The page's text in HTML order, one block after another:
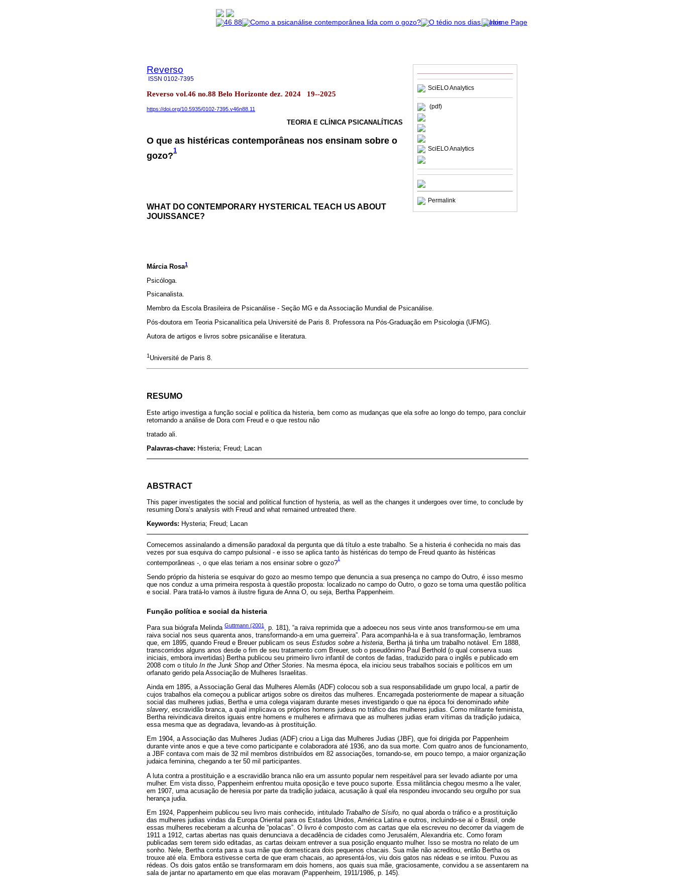
SciELO Analytics
(pdf)
SciELO Analytics
Permalink
Reverso
ISSN 0102-7395
Reverso vol.46 no.88 Belo Horizonte dez. 2024 19--2025
https://doi.org/10.5935/0102-7395.v46n88.11
TEORIA E CLÍNICA PSICANALÍTICAS
O que as histéricas contemporâneas nos ensinam sobre o
gozo?
1
WHAT DO CONTEMPORARY HYSTERICAL TEACH US ABOUT
JOUISSANCE?
Márcia Rosa1
Psicóloga.
Psicanalista.
Membro da Escola Brasileira de Psicanálise - Seção MG e da Associação Mundial de Psicanálise.
Pós-doutora em Teoria Psicanalítica pela Université de Paris 8. Professora na Pós-Graduação em Psicologia (UFMG).
Autora de artigos e livros sobre psicanálise e literatura.
1 Université de Paris 8.
RESUMO
Este artigo investiga a função social e política da histeria, bem como as mudanças que ela sofre ao longo do tempo, para concluir
retomando a análise de Dora com Freud e o que restou não
tratado ali.
Palavras-chave: Histeria; Freud; Lacan
ABSTRACT
This paper investigates the social and political function of hysteria, as well as the changes it undergoes over time, to conclude by
resuming Dora’s analysis with Freud and what remained untreated there.
Keywords: Hysteria; Freud; Lacan
Comecemos assinalando a dimensão paradoxal da pergunta que dá título a este trabalho. Se a histeria é conhecida no mais das
vezes por sua esquiva do campo pulsional - e isso se aplica tanto às histéricas do tempo de Freud quanto às histéricas
contemporâneas -, o que elas teriam a nos ensinar sobre o gozo?
1
Sendo próprio da histeria se esquivar do gozo ao mesmo tempo que denuncia a sua presença no campo do Outro, é isso mesmo
que nos conduz a uma primeira resposta à questão proposta: localizado no campo do Outro, o gozo se torna uma questão política
e social. Para tratá-lo vamos à ilustre figura de Anna O, ou seja, Bertha Pappenheim.
Função política e social da histeria
Para sua biógrafa Melinda Guttmann (2001
, p. 181), “a raiva reprimida que a adoeceu nos seus vinte anos transformou-se em uma
raiva social nos seus quarenta anos, transformando-a em uma guerreira”. Para acompanhá-la e à sua transformação, lembramos
que, em 1895, quando Freud e Breuer publicam os seus Estudos sobre a histeria , Bertha já tinha um trabalho notável. Em 1888,
transcorridos alguns anos desde o fim de seu tratamento com Breuer, sob o pseudônimo Paul Berthold (o qual conserva suas
iniciais, embora invertidas) Bertha publicou seu primeiro livro infantil de contos de fadas, traduzido para o inglês e publicado em
2008 com o título In the Junk Shop and Other Stories . Na mesma época, ela iniciou seus trabalhos sociais e políticos em um
orfanato gerido pela Associação de Mulheres Israelitas.
Ainda em 1895, a Associação Geral das Mulheres Alemãs (ADF) colocou sob a sua responsabilidade um grupo local, a partir de
cujos trabalhos ela começou a publicar artigos sobre os direitos das mulheres. Encarregada posteriormente de mapear a situação
social das mulheres judias, Bertha e uma colega viajaram durante meses investigando o que na época foi denominado white
slavery, escravidão branca, a qual implicava os próprios homens judeus no tráfico das mulheres judias. Como militante feminista,
Bertha reivindicava direitos iguais entre homens e mulheres e afirmava que as mulheres judias eram vítimas da tradição judaica,
essa mesma que as degradava, levando-as à prostituição.
Em 1904, a Associação das Mulheres Judias (ADF) criou a Liga das Mulheres Judias (JBF), que foi dirigida por Pappenheim
durante vinte anos e que a teve como participante e colaboradora até 1936, ano da sua morte. Com quatro anos de funcionamento,
a JBF contava com mais de 32 mil membros distribuídos em 82 associações, tornando-se, em pouco tempo, a maior organização
judaica feminina, chegando a ter 50 mil participantes.
A luta contra a prostituição e a escravidão branca não era um assunto popular nem respeitável para ser levado adiante por uma
mulher. Em vista disso, Pappenheim enfrentou muita oposição e teve pouco suporte. Essa militância chegou mesmo a lhe valer,
em 1907, uma acusação de heresia por parte da tradição judaica, acusação à qual ela respondeu invocando seu orgulho por sua
herança judia.
Em 1924, Pappenheim publicou seu livro mais conhecido, intitulado Trabalho de Sísifo, no qual aborda o tráfico e a prostituição
das mulheres judias vindas da Europa Oriental para os Estados Unidos, América Latina e outros, incluindo-se aí o Brasil, onde
essas mulheres receberam a alcunha de “polacas”. O livro é composto com as cartas que ela escreveu no decorrer da viagem de
1911 a 1912, cartas abertas nas quais denunciava a decadência de cidades como Jerusalém, Alexandria etc. Como foram
publicadas sem terem sido editadas, as cartas deixam entrever a sua posição enquanto mulher. Isso se mostra no relato de um
sonho. Nele, Bertha conta para a sua mãe que domesticara dois pequenos chacais. Sua mãe não acreditou, então Bertha os
trouxe até ela. Embora estivesse certa de que eram chacais, ao apresentá-los, viu dois gatos nas rédeas e se irritou. Puxou as
rédeas. Os dois gatos então se transformaram em dois homens, aos quais sua mãe, graciosamente, convidou a se assentarem na
sala de jantar no apartamento em que elas moravam (Pappenheim, 1911/1986, p. 145).